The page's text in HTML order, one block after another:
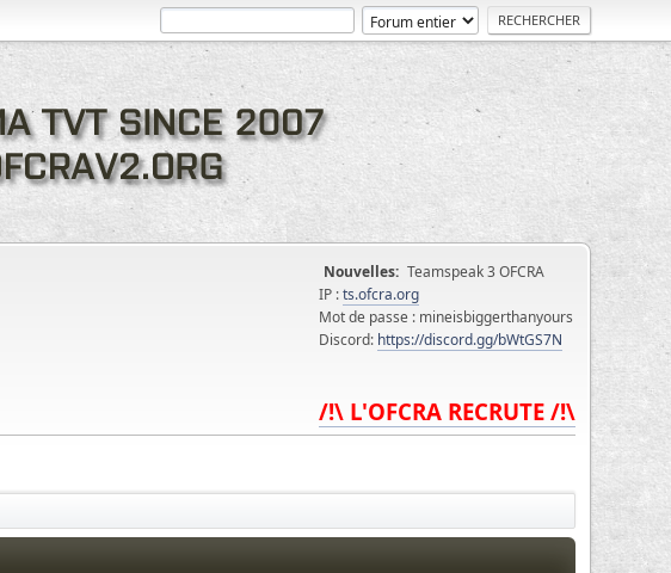
Nouvelles: Teamspeak 3 OFCRA
IP :ts.ofcra.org
Mot de passe : mineisbiggerthanyours
Discord: https://discord.gg/bWtGS7N
/!\ L'OFCRA RECRUTE /!\